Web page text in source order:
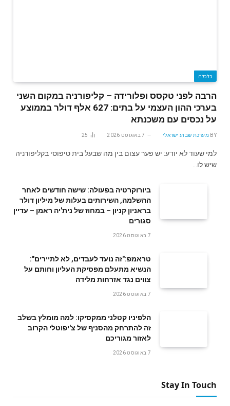
כלכלה
הרבה לפני טקסס ופלורידה – קליפורניה במקום השני
בערכי ההון העצמי על בתים: 627 אלף דולר בממוצע
על נכסים עם משכנתא
BY מערכת שבוע ישראלי 7 באוגוסט 2026 25
למי שעוד לא יודע: יש פער עצום בין מה שבעל בית טיפוסי בקליפורניה
שיש לו…
ביורוקרטיה בפעולה: שישה חודשים לאחר
ההשלמה, השירותים בעלות של מיליון דולר
בראניון קניון – במחוז של נית'יה ראמן – עדיין
סגורים
7 באוגוסט 2026
טראמפ:"זה נועד לעבדים, לא לתיירים":
הנשיא מתעלם מפסיקת העליון וחותם על
צווים נגד אזרחות מלידה
7 באוגוסט 2026
הלפיניו קטלני ממקסיקו: למה מומלץ בשלב
זה להתרחק מהסניף של צ'יפוטלי הקרוב
לאזור מגוריכם
7 באוגוסט 2026
Stay In Touch